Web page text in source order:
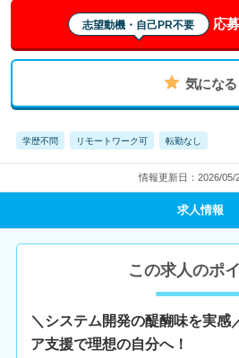
志望動機・自己PR不要 応
気になる
学歴不問 リモートワーク可 転勤なし
情報更新日：2026/05/
求人情報
この求人のポ
＼システム開発の醍醐味を実感
ア支援で理想の自分へ！